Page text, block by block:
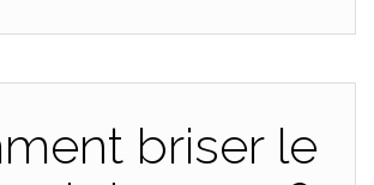
briser le